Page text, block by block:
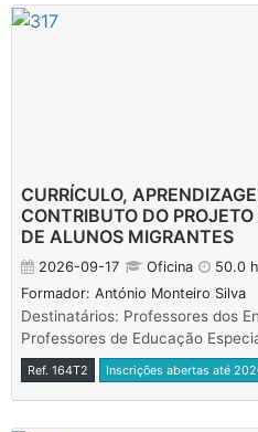
CURRÍCULO,
CONTRIBUTO DO
DE ALUNOS MIGRANTES
2026-09-17 Oficina 50.0
Formador: António Monteiro Silva
Destinatários: Professores dos
Professores de Educação
Ref. 164T2 Inscrições abertas até